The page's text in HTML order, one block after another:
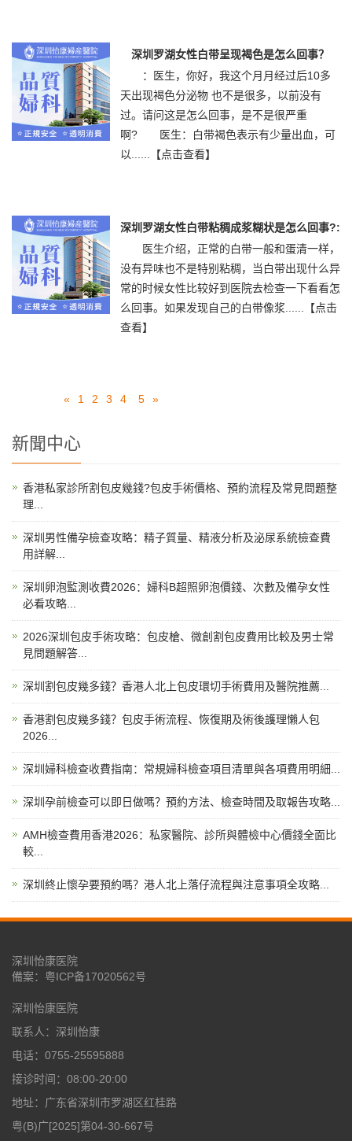
深圳罗湖女性白带呈现褐色是怎么回事？
：医生，你好，我这个月月经过后10多
天出现褐色分泌物 也不是很多，以前没有
过。请问这是怎么回事，是不是很严重
啊? 医生：白带褐色表示有少量出血，可
以......
【点击查看】
深圳罗湖女性白带粘稠成浆糊状是怎么回事?:
医生介绍，正常的白带一般和蛋清一样，
没有异味也不是特别粘稠，当白带出现什么异
常的时候女性比较好到医院去检查一下看看怎
么回事。如果发现自己的白带像浆......
【点击
查看】
« 1 2 3 4 5 »
新聞中心
香港私家診所割包皮幾錢?包皮手術價格、預約流程及常見問題整
理...
深圳男性備孕檢查攻略：精子質量、精液分析及泌尿系統檢查費
用詳解...
深圳卵泡監測收費2026：婦科B超照卵泡價錢、次數及備孕女性
必看攻略...
2026深圳包皮手術攻略：包皮槍、微創割包皮費用比較及男士常
見問題解答...
深圳割包皮幾多錢？香港人北上包皮環切手術費用及醫院推薦...
香港割包皮幾多錢？包皮手術流程、恢復期及術後護理懶人包
2026...
深圳婦科檢查收費指南：常規婦科檢查項目清單與各項費用明細...
深圳孕前檢查可以即日做嗎？預約方法、檢查時間及取報告攻略...
AMH檢查費用香港2026：私家醫院、診所與體檢中心價錢全面比
較...
深圳終止懷孕要預約嗎？港人北上落仔流程與注意事項全攻略...
深圳怡康医院
備案： 粤ICP备17020562号
深圳怡康医院
联系人：深圳怡康
电话：0755-25595888
接诊时间：08:00-20:00
地址：广东省深圳市罗湖区红桂路
粤(B)广[2025]第04-30-667号